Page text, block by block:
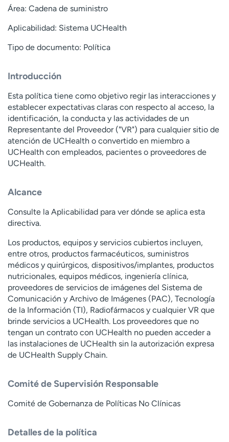
e
e
c
n
r
a
r
Área: Cadena de suministro
Aplicabilidad: Sistema UCHealth
Tipo de documento: Política
Introducción
Esta política tiene como objetivo regir las interacciones y
establecer expectativas claras con respecto al acceso, la
identificación, la conducta y las actividades de un
Representante del Proveedor ("VR") para cualquier sitio de
atención de UCHealth o convertido en miembro a
UCHealth con empleados, pacientes o proveedores de
UCHealth.
Alcance
Consulte la Aplicabilidad para ver dónde se aplica esta
directiva.
Los productos, equipos y servicios cubiertos incluyen,
entre otros, productos farmacéuticos, suministros
médicos y quirúrgicos, dispositivos/implantes, productos
nutricionales, equipos médicos, ingeniería clínica,
proveedores de servicios de imágenes del Sistema de
Comunicación y Archivo de Imágenes (PAC), Tecnología
de la Información (TI), Radiofármacos y cualquier VR que
brinde servicios a UCHealth. Los proveedores que no
tengan un contrato con UCHealth no pueden acceder a
las instalaciones de UCHealth sin la autorización expresa
de UCHealth Supply Chain.
Comité de Supervisión Responsable
Comité de Gobernanza de Políticas No Clínicas
Detalles de la política